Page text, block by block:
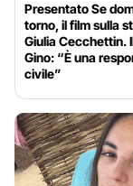
Presentato Se
torno, il film sulla
Giulia Cecchettin.
Gino: “È una
civile”